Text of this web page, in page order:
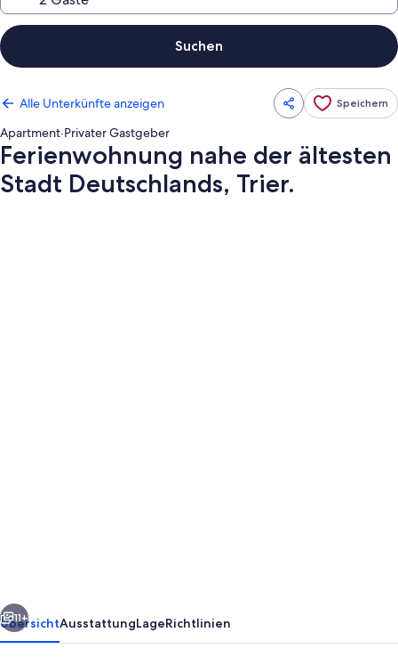
Suchen
Alle Unterkünfte anzeigen Speichern
Apartment·Privater Gastgeber
Ferienwohnung nahe der ältesten
Stadt Deutschlands, Trier.
Trier.
Weiter
11+
ÜbersichtAusstattungLageRichtlinien